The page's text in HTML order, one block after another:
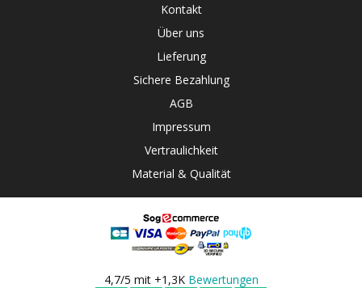
Kontakt
Über uns
Lieferung
Sichere Bezahlung
AGB
Impressum
Vertraulichkeit
Material & Qualität
4,7/5 mit +1,3K Bewertungen